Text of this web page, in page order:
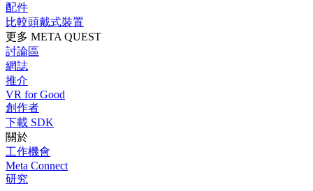
配件
比較頭戴式裝置
更多 META QUEST
討論區
網誌
推介
VR for Good
創作者
下載 SDK
關於
工作機會
Meta Connect
研究